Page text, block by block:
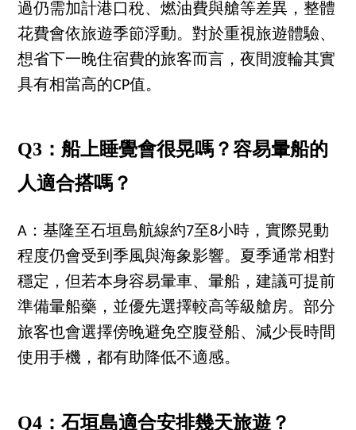
過仍需加計港口稅、燃油費與艙等差異，整體
花費會依旅遊季節浮動。對於重視旅遊體驗、
想省下一晚住宿費的旅客而言，夜間渡輪其實
具有相當高的CP值。
Q3：船上睡覺會很晃嗎？容易暈船的
人適合搭嗎？
A：基隆至石垣島航線約7至8小時，實際晃動
程度仍會受到季風與海象影響。夏季通常相對
穩定，但若本身容易暈車、暈船，建議可提前
準備暈船藥，並優先選擇較高等級艙房。部分
旅客也會選擇傍晚避免空腹登船、減少長時間
使用手機，都有助降低不適感。
Q4：石垣島適合安排幾天旅遊？